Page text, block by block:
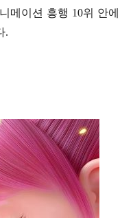
메이션 흥행 10위 안에
.